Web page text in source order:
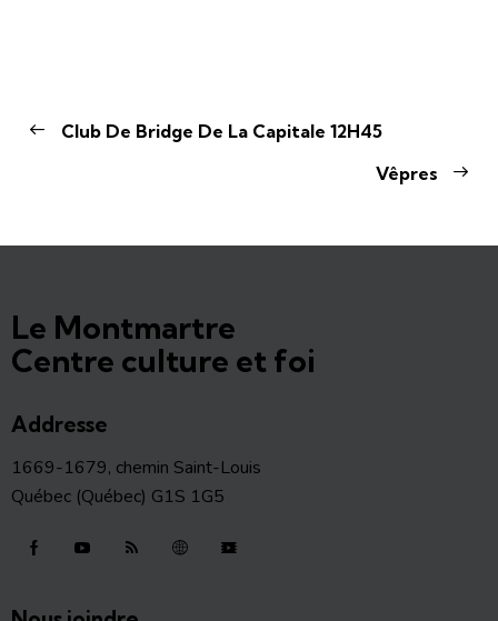
Club De Bridge De La Capitale 12H45
Vêpres
Le Montmartre
Centre culture et foi
Addresse
1669-1679, chemin Saint-Louis
Québec (Québec) G1S 1G5